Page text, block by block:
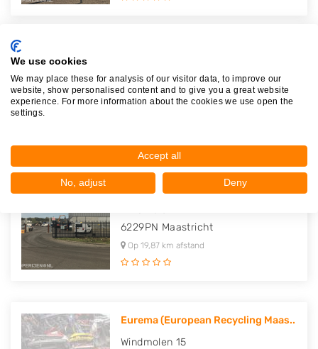
Hubert van Doornelaan 21
6229VJ Maastricht
Metaalhandel Franssen B.V.
6229PN Maastricht
Op 19,87 km afstand
Eurema (European Recycling Maas..
Windmolen 15
We use cookies
We may place these for analysis of our visitor data, to improve our
website, show personalised content and to give you a great website
experience. For more information about the cookies we use open the
settings.
Accept all
No, adjust Deny